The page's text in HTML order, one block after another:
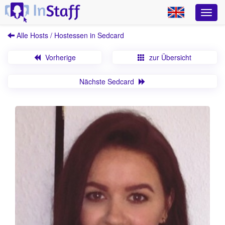
Alle Hosts / Hostessen in Sedcard
Vorherige zur Übersicht
Nächste Sedcard